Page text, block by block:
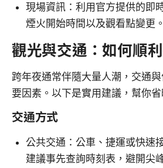
現場資訊：利用官方提供的即
煙火開始時間以及觀看點變更。
觀光與交通：如何順
跨年夜通常伴隨大量人潮，交通
要因素。以下是實用建議，幫你省
交通方式
公共交通：公車、捷運或快速
建議事先查詢時刻表，避開尖